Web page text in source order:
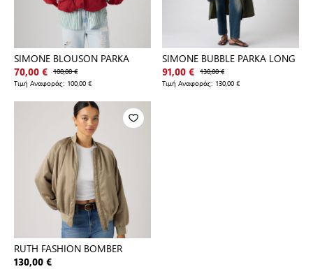
SIMONE BLOUSON PARKA
70,00 € 100,00 €
Τιμή Αναφοράς: 100,00 €
SIMONE BUBBLE PARKA LONG
91,00 € 130,00 €
Τιμή Αναφοράς: 130,00 €
RUTH FASHION BOMBER
130,00 €